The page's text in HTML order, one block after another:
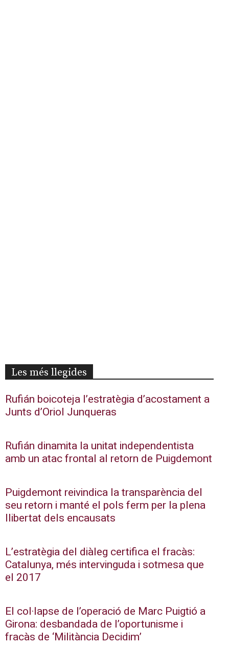
Les més llegides
Rufián boicoteja l’estratègia d’acostament a
Junts d’Oriol Junqueras
Rufián dinamita la unitat independentista
amb un atac frontal al retorn de Puigdemont
Puigdemont reivindica la transparència del
seu retorn i manté el pols ferm per la plena
llibertat dels encausats
L’estratègia del diàleg certifica el fracàs:
Catalunya, més intervinguda i sotmesa que
el 2017
El col·lapse de l’operació de Marc Puigtió a
Girona: desbandada de l’oportunisme i
fracàs de ‘Militància Decidim’